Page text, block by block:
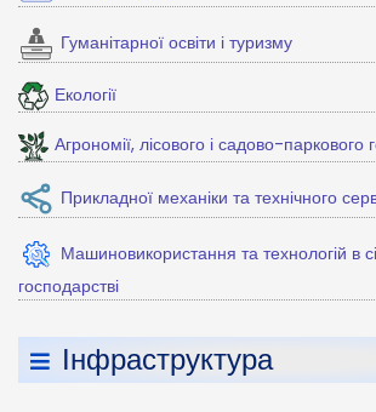
Гуманітарної освіти і туризму
Екології
Агрономії, лісового і садово-паркового
Прикладної механіки та технічного
Машиновикористання та технологій в
господарстві
Інфраструктура